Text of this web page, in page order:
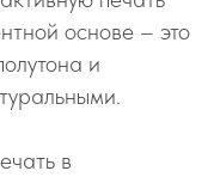
основе – это
и
в